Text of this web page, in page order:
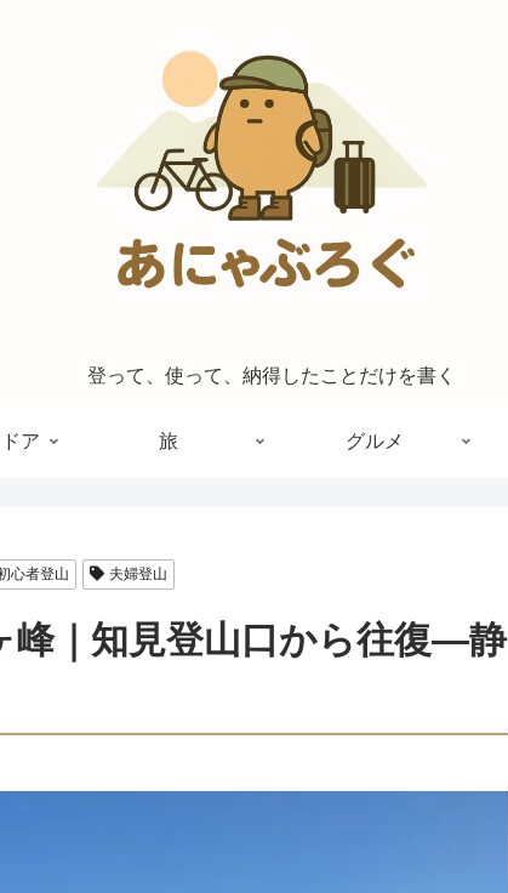
登って、使って、納得したことだけを書く
ア 旅 グルメ
心者登山 夫婦登山
峰｜知見登山口から往復―静